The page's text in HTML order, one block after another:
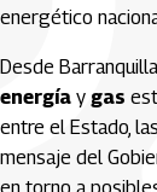
energético
Desde
energía y gas
entre el Estado,
mensaje del